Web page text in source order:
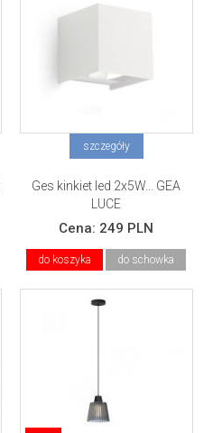
szczegóły
Ges kinkiet led 2x5W... GEA
LUCE
Cena: 249 PLN
do koszyka do schowka